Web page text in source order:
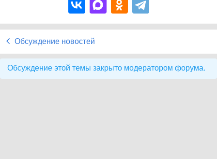
Обсуждение новостей
Обсуждение этой темы закрыто модератором форума.